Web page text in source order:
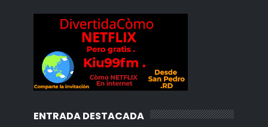
ENTRADA DESTACADA